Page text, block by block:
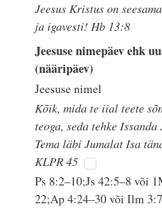
Jeesus Kristus on
ja igavesti! Hb 13:8
Jeesuse nimepäev ehk
(nääripäev)
Jeesuse nimel
Kõik, mida te iial teete
teoga, seda tehke Issanda
Tema läbi Jumalat Isa
KLPR 45
Ps 8:2–10;Js 42:5–8 või
22;Ap 4:24–30 või Ilm